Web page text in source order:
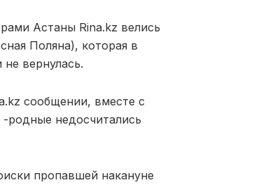
Астаны Rina.kz велись
Поляна), которая в
вернулась.
сообщении, вместе с
родные недосчитались
пропавшей накануне